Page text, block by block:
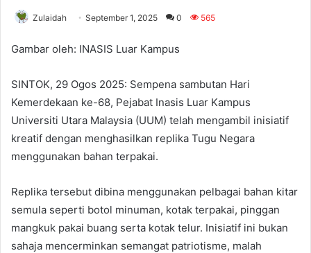
Zulaidah September 1, 2025 0 565
Gambar oleh: INASIS Luar Kampus
SINTOK, 29 Ogos 2025: Sempena sambutan Hari
Kemerdekaan ke-68, Pejabat Inasis Luar Kampus
Universiti Utara Malaysia (UUM) telah mengambil inisiatif
kreatif dengan menghasilkan replika Tugu Negara
menggunakan bahan terpakai.
Replika tersebut dibina menggunakan pelbagai bahan kitar
semula seperti botol minuman, kotak terpakai, pinggan
mangkuk pakai buang serta kotak telur. Inisiatif ini bukan
sahaja mencerminkan semangat patriotisme, malah